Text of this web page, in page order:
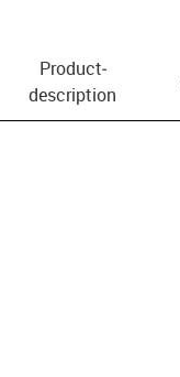
Product­
description